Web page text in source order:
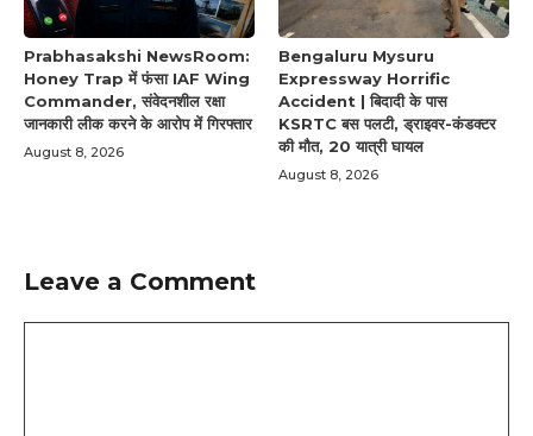
Prabhasakshi NewsRoom:
Honey Trap में फंसा IAF Wing
Commander, संवेदनशील रक्षा
जानकारी लीक करने के आरोप में गिरफ्तार
August 8, 2026
Bengaluru Mysuru
Expressway Horrific
Accident | बिदादी के पास
KSRTC बस पलटी, ड्राइवर-कंडक्टर
की मौत, 20 यात्री घायल
August 8, 2026
Leave a Comment